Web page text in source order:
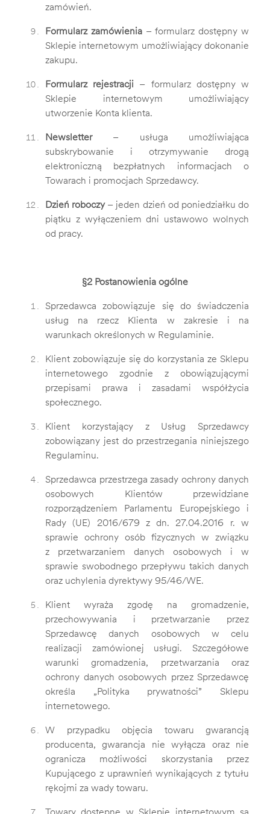
zamówień.
Formularz zamówienia – formularz dostępny w
Sklepie internetowym umożliwiający dokonanie
zakupu.
Formularz rejestracji – formularz dostępny w
Sklepie internetowym umożliwiający
utworzenie Konta klienta.
Newsletter – usługa umożliwiająca
subskrybowanie i otrzymywanie drogą
elektroniczną bezpłatnych informacjach o
Towarach i promocjach Sprzedawcy.
Dzień roboczy – jeden dzień od poniedziałku do
piątku z wyłączeniem dni ustawowo wolnych
od pracy.
§2 Postanowienia ogólne
Sprzedawca zobowiązuje się do świadczenia
usług na rzecz Klienta w zakresie i na
warunkach określonych w Regulaminie.
Klient zobowiązuje się do korzystania ze Sklepu
internetowego zgodnie z obowiązującymi
przepisami prawa i zasadami współżycia
społecznego.
Klient korzystający z Usług Sprzedawcy
zobowiązany jest do przestrzegania niniejszego
Regulaminu.
Sprzedawca przestrzega zasady ochrony danych
osobowych Klientów przewidziane
rozporządzeniem Parlamentu Europejskiego i
Rady (UE) 2016/679 z dn. 27.04.2016 r. w
sprawie ochrony osób fizycznych w związku
z przetwarzaniem danych osobowych i w
sprawie swobodnego przepływu takich danych
oraz uchylenia dyrektywy 95/46/WE.
Klient wyraża zgodę na gromadzenie,
przechowywania i przetwarzanie przez
Sprzedawcę danych osobowych w celu
realizacji zamówionej usługi. Szczegółowe
warunki gromadzenia, przetwarzania oraz
ochrony danych osobowych przez Sprzedawcę
określa „Polityka prywatności” Sklepu
internetowego.
W przypadku objęcia towaru gwarancją
producenta, gwarancja nie wyłącza oraz nie
ogranicza możliwości skorzystania przez
Kupującego z uprawnień wynikających z tytułu
rękojmi za wady towaru.
Towary dostępne w Sklepie internetowym są